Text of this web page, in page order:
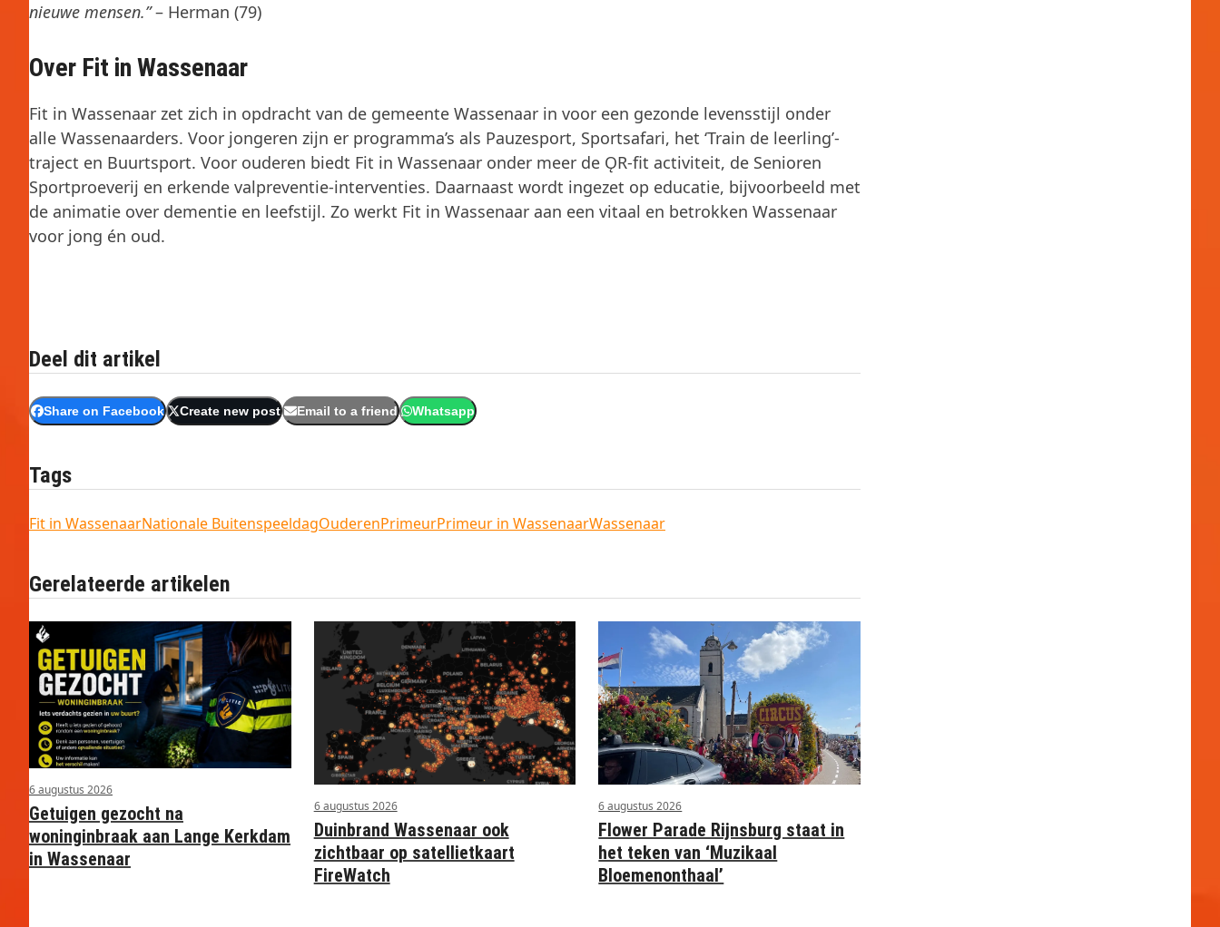
nieuwe mensen.”– Herman (79)
Over Fit in Wassenaar
Fit in Wassenaar zet zich in opdracht van de gemeente Wassenaar in voor een gezonde levensstijl onder
alle Wassenaarders. Voor jongeren zijn er programma’s als Pauzesport, Sportsafari, het ‘Train de leerling’-
traject en Buurtsport. Voor ouderen biedt Fit in Wassenaar onder meer de ǪR-ﬁt activiteit, de Senioren
Sportproeverij en erkende valpreventie-interventies. Daarnaast wordt ingezet op educatie, bijvoorbeeld met
de animatie over dementie en leefstijl. Zo werkt Fit in Wassenaar aan een vitaal en betrokken Wassenaar
voor jong én oud.
Deel dit artikel
Share on Facebook Create new post Email to a friend Whatsapp
Tags
Fit in WassenaarNationale BuitenspeeldagOuderenPrimeurPrimeur in WassenaarWassenaar
Gerelateerde artikelen
6 augustus 2026
Getuigen gezocht na
woninginbraak aan Lange Kerkdam
in Wassenaar
6 augustus 2026
Duinbrand Wassenaar ook
zichtbaar op satellietkaart
FireWatch
6 augustus 2026
Flower Parade Rijnsburg staat in
het teken van ‘Muzikaal
Bloemenonthaal’